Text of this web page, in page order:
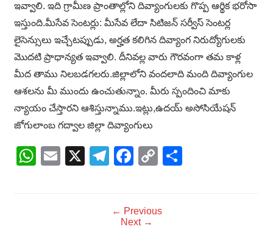
ఇవ్వాలి. ఇది గ్రామీణ ప్రాంతాల్లోని దివ్యాంగులకు గొప్ప ఆర్థిక భరోసా
ఇస్తుంది.మీసేవ సెంటర్లు: మీసేవ లేదా సిటిజన్ సర్వీస్ సెంటర్ల
లైసెన్సులు ఇచ్చేటప్పుడు, అర్హత కలిగిన దివ్యాంగ నిరుద్యోగులకు
మొదటి ప్రాధాన్యత ఇవ్వాలి. దీనివల్ల వారు గౌరవంగా తమ కాళ్ల
మీద తాము నిలబడగలరు.జిల్లాలోని వందలాది మంది దివ్యాంగుల
ఆశలను మీ ముందు ఉంచుతున్నాం. మీరు స్పందించి మాకు
న్యాయం చేస్తారని ఆశిస్తున్నాము.ఇట్లు,ఉదయ్ అసోసియేషన్
జోగులాంబ గద్వాల జిల్లా దివ్యాంగులు
WhatsApp
Email
X Telegram
Facebook
Copy
← Previous
Next →